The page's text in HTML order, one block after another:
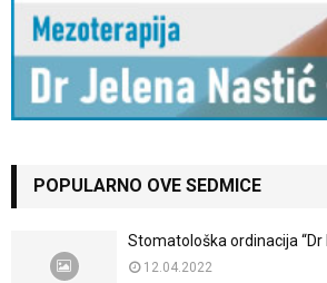
POPULARNO OVE SEDMICE
Stomatološka ordinacija “Dr
12.04.2022